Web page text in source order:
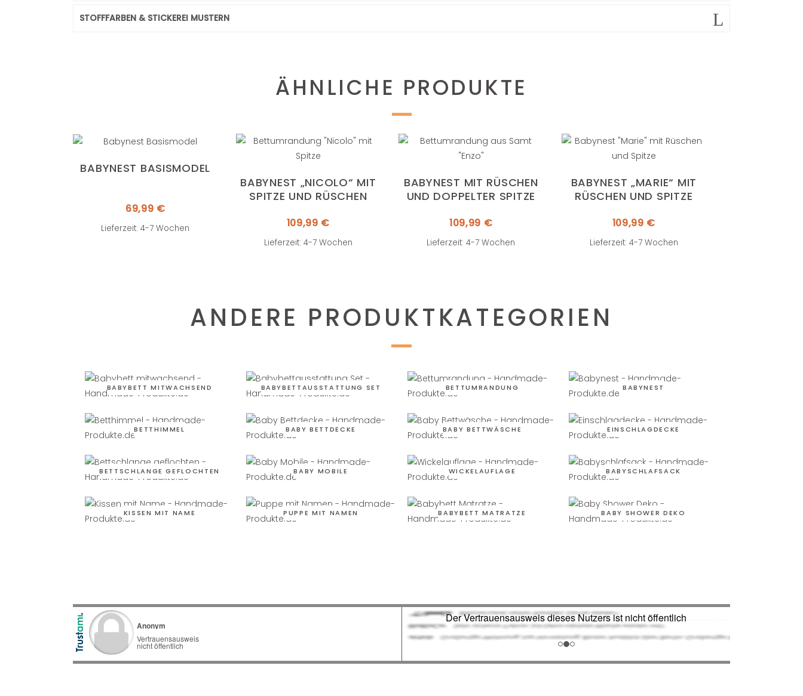
STOFFFARBEN & STICKEREI MUSTERN
ÄHNLICHE PRODUKTE
BABYNEST BASISMODEL
69,99 €
Lieferzeit: 4-7 Wochen
BABYNEST „NICOLO“ MIT
SPITZE UND RÜSCHEN
109,99 €
Lieferzeit: 4-7 Wochen
BABYNEST MIT RÜSCHEN
UND DOPPELTER SPITZE
109,99 €
Lieferzeit: 4-7 Wochen
BABYNEST „MARIE“ MIT
RÜSCHEN UND SPITZE
109,99 €
Lieferzeit: 4-7 Wochen
ANDERE PRODUKTKATEGORIEN
BABYBETT MITWACHSEND BABYBETTAUSSTATTUNG SET BETTUMRANDUNG BABYNEST
BETTHIMMEL BABY BETTDECKE BABY BETTWÄSCHE EINSCHLAGDECKE
BETTSCHLANGE GEFLOCHTEN BABY MOBILE WICKELAUFLAGE BABYSCHLAFSACK
KISSEN MIT NAME PUPPE MIT NAMEN BABYBETT MATRATZE BABY SHOWER DEKO